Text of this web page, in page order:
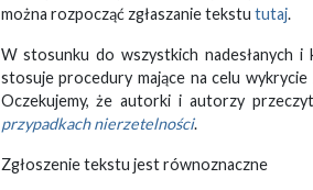
można rozpocząć zgłaszanie tekstu tutaj.
W stosunku do wszystkich nadesłanych
stosuje procedury mające na celu
Oczekujemy, że autorki i autorzy
przypadkach nierzetelności.
Zgłoszenie tekstu jest równoznaczne